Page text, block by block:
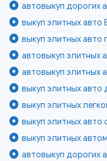
автовыкуп дорогих
выкуп элитных авто
выкуп элитных
автовыкуп элитных
автовыкуп элитных
выкуп элитных авто
выкуп элитных
выкуп элитных
выкуп элитных
автовыкуп дорогих